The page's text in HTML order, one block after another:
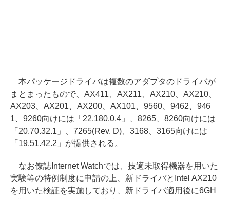
本パッケージドライバは複数のアダプタのドライバが
まとまったもので、AX411、AX211、AX210、AX210、
AX203、AX201、AX200、AX101、9560、9462、946
1、9260向けには「22.180.0.4」、8265、8260向けには
「20.70.32.1」、7265(Rev. D)、3168、3165向けには
「19.51.42.2」が提供される。
なお僚誌Internet Watchでは、技適未取得機器を用いた
実験等の特例制度に申請の上、新ドライバとIntel AX210
を用いた検証を実施しており、新ドライバ適用後に6GH